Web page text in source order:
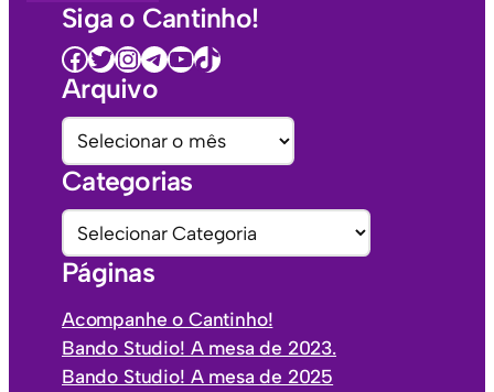
Siga o Cantinho!
Facebook Twitter InstagramTelegramYoutube TikTok
Arquivo
A
r
q
u
v
s
Categorias
C
a
t
e
g
o
Páginas
Acompanhe o Cantinho!
Bando Studio! A mesa de 2023.
Bando Studio! A mesa de 2025